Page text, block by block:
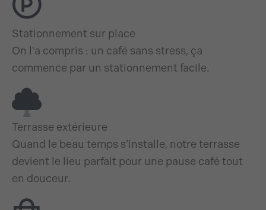
Stationnement sur place
On l'a compris : un café sans stress, ça
commence par un stationnement facile.
Terrasse extérieure
Quand le beau temps s’installe, notre terrasse
devient le lieu parfait pour une pause café tout
en douceur.